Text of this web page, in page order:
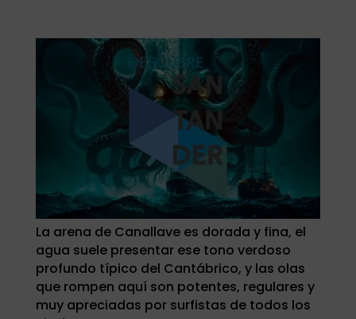
La arena de Canallave es dorada y fina, el
agua suele presentar ese tono verdoso
profundo típico del Cantábrico, y las olas
que rompen aquí son potentes, regulares y
muy apreciadas por surfistas de todos los